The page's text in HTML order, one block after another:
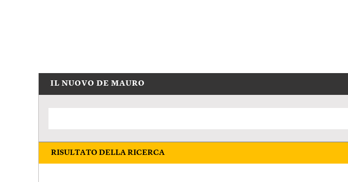
IL NUOVO DE MAURO
RISULTATO DELLA RICERCA